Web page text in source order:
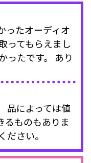
ったオーディオ
ってもらえまし
ったです。 あり
品によっては値
るものもありま
ださい。